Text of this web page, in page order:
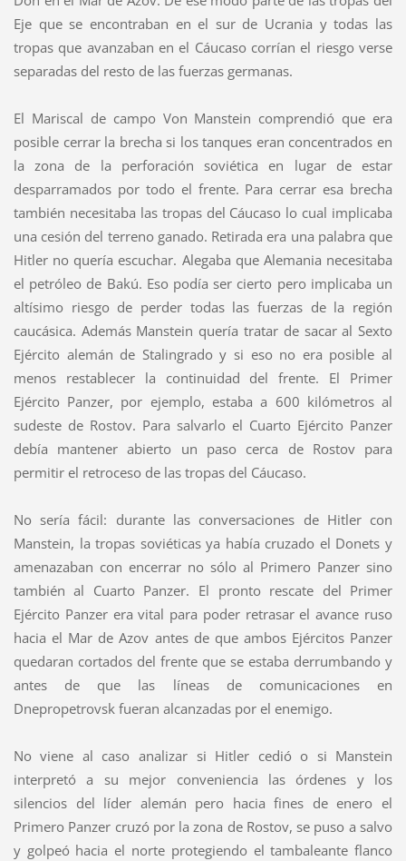
Eje que se encontraban en el sur de Ucrania y todas las
tropas que avanzaban en el Cáucaso corrían el riesgo verse
separadas del resto de las fuerzas germanas.
El Mariscal de campo Von Manstein comprendió que era
posible cerrar la brecha si los tanques eran concentrados en
la zona de la perforación soviética en lugar de estar
desparramados por todo el frente. Para cerrar esa brecha
también necesitaba las tropas del Cáucaso lo cual implicaba
una cesión del terreno ganado. Retirada era una palabra que
Hitler no quería escuchar. Alegaba que Alemania necesitaba
el petróleo de Bakú. Eso podía ser cierto pero implicaba un
altísimo riesgo de perder todas las fuerzas de la región
caucásica. Además Manstein quería tratar de sacar al Sexto
Ejército alemán de Stalingrado y si eso no era posible al
menos restablecer la continuidad del frente. El Primer
Ejército Panzer, por ejemplo, estaba a 600 kilómetros al
sudeste de Rostov. Para salvarlo el Cuarto Ejército Panzer
debía mantener abierto un paso cerca de Rostov para
permitir el retroceso de las tropas del Cáucaso.
No sería fácil: durante las conversaciones de Hitler con
Manstein, la tropas soviéticas ya había cruzado el Donets y
amenazaban con encerrar no sólo al Primero Panzer sino
también al Cuarto Panzer. El pronto rescate del Primer
Ejército Panzer era vital para poder retrasar el avance ruso
hacia el Mar de Azov antes de que ambos Ejércitos Panzer
quedaran cortados del frente que se estaba derrumbando y
antes de que las líneas de comunicaciones en
Dnepropetrovsk fueran alcanzadas por el enemigo.
No viene al caso analizar si Hitler cedió o si Manstein
interpretó a su mejor conveniencia las órdenes y los
silencios del líder alemán pero hacia fines de enero el
Primero Panzer cruzó por la zona de Rostov, se puso a salvo
y golpeó hacia el norte protegiendo el tambaleante flanco